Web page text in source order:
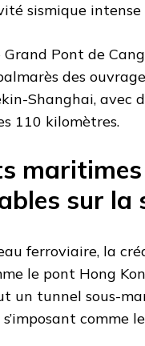
sismique
Grand Pont de
des
Shanghai, avec
110 kilomètres.
sur la
ferroviaire, la
le pont Hong
un tunnel sous-
comme